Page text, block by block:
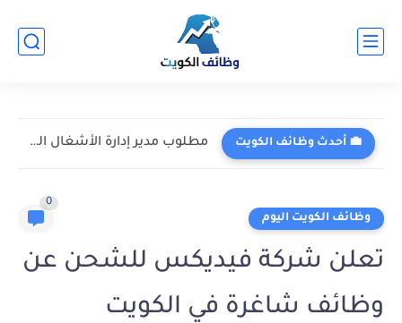
💼 أحدث وظائف الكويت مطلوب مدير إدارة الأشغال العامة في شركة فلور لخدمات الهندسة...
وظائف الكويت اليوم
0
تعلن شركة فيديكس للشحن عن
وظائف شاغرة في الكويت